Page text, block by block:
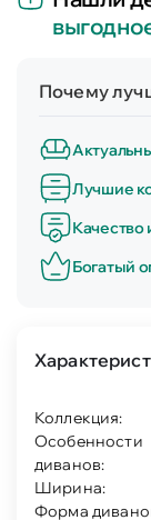
Почему
Лучшие
Качество
Богатый
Коллекция:
Особенности
диванов:
Ширина:
Форма